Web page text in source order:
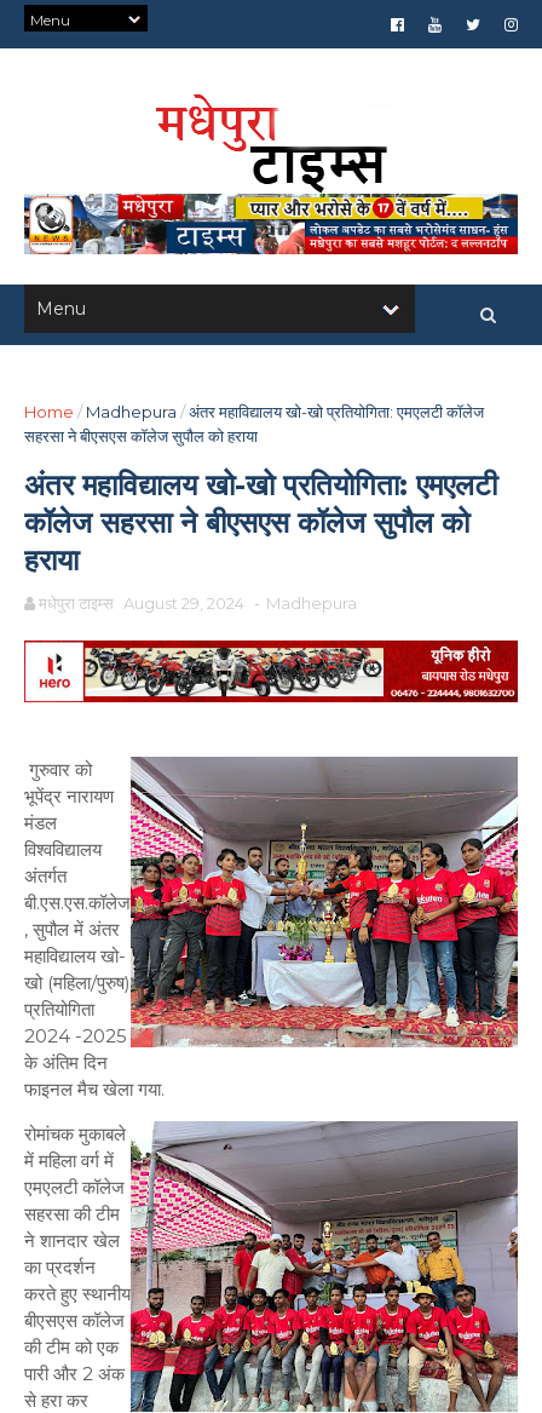
Home / Madhepura /अंतर महाविद्यालय खो-खो प्रतियोगिता: एमएलटी कॉलेज
सहरसा ने बीएसएस कॉलेज सुपौल को हराया
अंतर महाविद्यालय खो-खो प्रतियोगिता: एमएलटी
कॉलेज सहरसा ने बीएसएस कॉलेज सुपौल को
हराया
मधेपुरा टाइम्स August 29, 2024 - Madhepura
गुरुवार को
भूपेंद्र नारायण
मंडल
विश्वविद्यालय
अंतर्गत
बी.एस.एस.कॉलेज
, सुपौल में अंतर
महाविद्यालय खो-
खो (महिला/पुरुष)
प्रतियोगिता
2024 -2025
के अंतिम दिन
फाइनल मैच खेला गया.
रोमांचक मुकाबले
में महिला वर्ग में
एमएलटी कॉलेज
सहरसा की टीम
ने शानदार खेल
का प्रदर्शन
करते हुए स्थानीय
बीएसएस कॉलेज
की टीम को एक
पारी और 2 अंक
से हरा कर